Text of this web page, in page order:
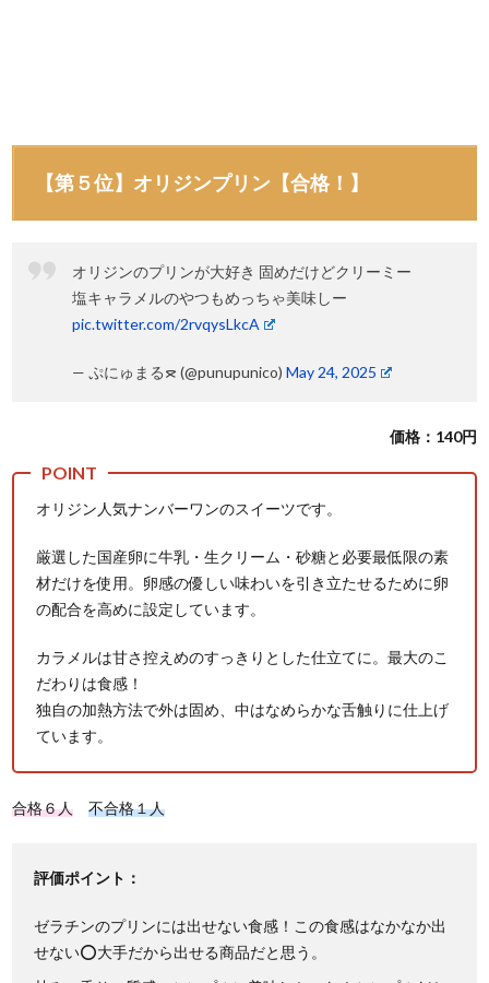
【第５位】オリジンプリン【合格！】
オリジンのプリンが大好き 固めだけどクリーミー
塩キャラメルのやつもめっちゃ美味しー
pic.twitter.com/2rvqysLkcA
— ぷにゅまるᯖ (@punupunico)May 24, 2025
価格：140円
オリジン人気ナンバーワンのスイーツです。
厳選した国産卵に牛乳・生クリーム・砂糖と必要最低限の素
材だけを使用。卵感の優しい味わいを引き立たせるために卵
の配合を高めに設定しています。
カラメルは甘さ控えめのすっきりとした仕立てに。最大のこ
だわりは食感！
独自の加熱方法で外は固め、中はなめらかな舌触りに仕上げ
ています。
合格６人 不合格１人
評価ポイント：
ゼラチンのプリンには出せない食感！この食感はなかなか出
せない⭕大手だから出せる商品だと思う。